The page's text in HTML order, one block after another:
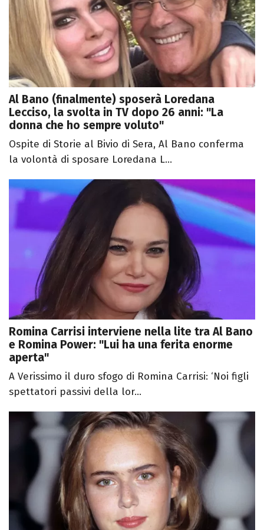
Al Bano (finalmente) sposerà Loredana
Lecciso, la svolta in TV dopo 26 anni: "La
donna che ho sempre voluto"
Ospite di Storie al Bivio di Sera, Al Bano conferma
la volontà di sposare Loredana L...
Romina Carrisi interviene nella lite tra Al Bano
e Romina Power: "Lui ha una ferita enorme
aperta"
A Verissimo il duro sfogo di Romina Carrisi: ‘Noi figli
spettatori passivi della lor...